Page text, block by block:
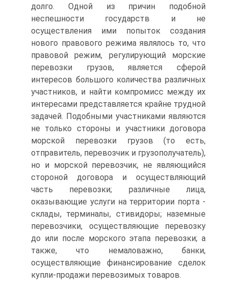
долго. Одной из причин подобной
неспешности государств и не
осуществления ими попыток создания
нового правового режима являлось то, что
правовой режим, регулирующий морские
перевозки грузов, является сферой
интересов большого количества различных
участников, и найти компромисс между их
интересами представляется крайне трудной
задачей. Подобными участниками являются
не только стороны и участники договора
морской перевозки грузов (то есть,
отправитель, перевозчик и грузополучатель),
но и морской перевозчик, не являющийся
стороной договора и осуществляющий
часть перевозки; различные лица,
оказывающие услуги на территории порта -
склады, терминалы, стивидоры; наземные
перевозчики, осуществляющие перевозку
до или после морского этапа перевозки; а
также, что немаловажно, банки,
осуществляющие финансирование сделок
купли-продажи перевозимых товаров.